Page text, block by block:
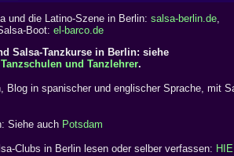
und die Latino-Szene in Berlin: salsa-berlin.de
Boot: el-barco.de
Salsa-Tanzkurse in Berlin: siehe
und Tanzlehrer.
Blog in spanischer und englischer Sprache, mit
Siehe auch Potsdam
Clubs in Berlin lesen oder selber verfassen: